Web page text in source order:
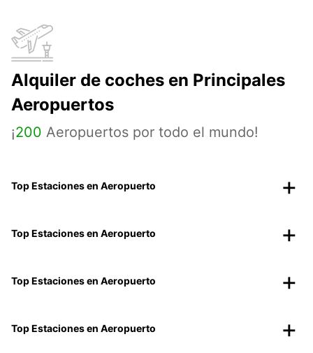
Alquiler de coches en Principales
Aeropuertos
¡200 Aeropuertos por todo el mundo!
Top Estaciones en Aeropuerto
Top Estaciones en Aeropuerto
Top Estaciones en Aeropuerto
Top Estaciones en Aeropuerto